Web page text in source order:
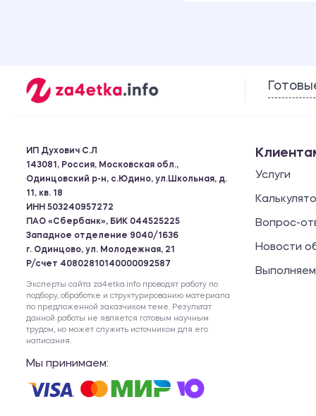
ИП Духович С.Л
143081, Россия, Московская обл.,
Одинцовский р-н, с.Юдино, ул.Школьная, д.
11, кв. 18
ИНН 503240957272
ПАО «Сбербанк», БИК 044525225
Западное отделение 9040/1636
г. Одинцово, ул. Молодежная, 21
Р/счет 40802810140000092587
Эксперты сайта za4etka.info проводят работу по
подбору, обработке и структурированию материала
по предложенной заказчиком теме. Результат
данной работы не является готовым научным
трудом, но может служить источником для его
написания.
Мы принимаем:
Услуги
Вопрос-
Новости